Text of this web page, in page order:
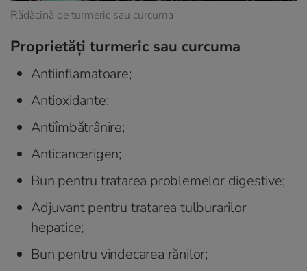
Rădăcină de turmeric sau curcuma
Proprietăți turmeric sau curcuma
Antiinflamatoare;
Antioxidante;
Antiîmbătrânire;
Anticancerigen;
Bun pentru tratarea problemelor digestive;
Adjuvant pentru tratarea tulburarilor
hepatice;
Bun pentru vindecarea rănilor;